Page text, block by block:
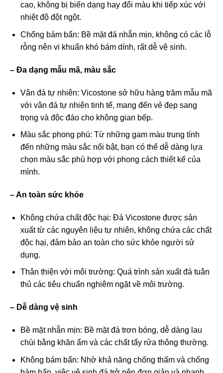
cao, không bị biến dạng hay đổi màu khi tiếp xúc với
nhiệt độ đột ngột.
Chống bám bẩn: Bề mặt đá nhẵn mịn, không có các lỗ
rỗng nên vi khuẩn khó bám dính, rất dễ vệ sinh.
– Đa dạng mẫu mã, màu sắc
Vân đá tự nhiên: Vicostone sở hữu hàng trăm mẫu mã
với vân đá tự nhiên tinh tế, mang đến vẻ đẹp sang
trọng và độc đáo cho không gian bếp.
Màu sắc phong phú: Từ những gam màu trung tính
đến những màu sắc nổi bật, bạn có thể dễ dàng lựa
chọn màu sắc phù hợp với phong cách thiết kế của
mình.
– An toàn sức khỏe
Không chứa chất độc hại: Đá Vicostone được sản
xuất từ các nguyên liệu tự nhiên, không chứa các chất
độc hại, đảm bảo an toàn cho sức khỏe người sử
dụng.
Thân thiện với môi trường: Quá trình sản xuất đá tuân
thủ các tiêu chuẩn nghiêm ngặt về môi trường.
– Dễ dàng vệ sinh
Bề mặt nhẵn mịn: Bề mặt đá trơn bóng, dễ dàng lau
chùi bằng khăn ẩm và các chất tẩy rửa thông thường.
Không bám bẩn: Nhờ khả năng chống thấm và chống